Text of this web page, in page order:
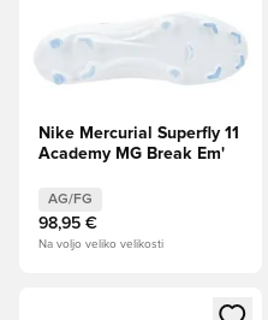
Nike Mercurial Superfly 11
Academy MG Break Em'
AG/FG
98,95 €
Na voljo veliko velikosti
Odpre Modal za prijavo ali